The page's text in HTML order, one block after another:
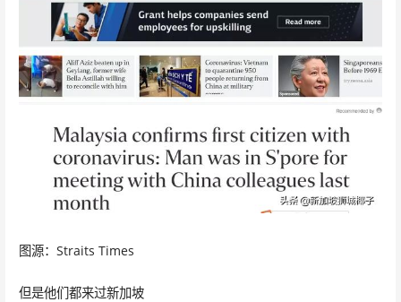
图源：Straits Times
但是他们都来过新加坡